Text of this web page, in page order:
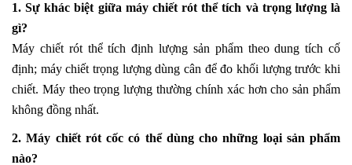
1. Sự khác biệt giữa máy chiết rót thể tích và trọng lượng là
gì?
Máy chiết rót thể tích định lượng sản phẩm theo dung tích cố
định; máy chiết trọng lượng dùng cân để đo khối lượng trước khi
chiết. Máy theo trọng lượng thường chính xác hơn cho sản phẩm
không đồng nhất.
2. Máy chiết rót cốc có thể dùng cho những loại sản phẩm
nào?